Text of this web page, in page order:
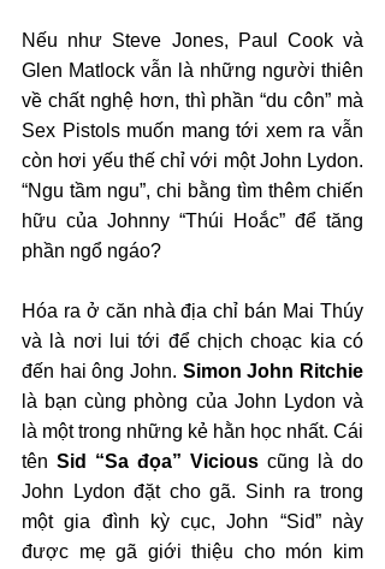
Nếu như Steve Jones, Paul Cook và
Glen Matlock vẫn là những người thiên
về chất nghệ hơn, thì phần “du côn” mà
Sex Pistols muốn mang tới xem ra vẫn
còn hơi yếu thế chỉ với một John Lydon.
“Ngu tầm ngu”, chi bằng tìm thêm chiến
hữu của Johnny “Thúi Hoắc” để tăng
phần ngổ ngáo?
Hóa ra ở căn nhà địa chỉ bán Mai Thúy
và là nơi lui tới để chịch choạc kia có
đến hai ông John. Simon John Ritchie
là bạn cùng phòng của John Lydon và
là một trong những kẻ hằn học nhất. Cái
tên Sid “Sa đọa” Vicious cũng là do
John Lydon đặt cho gã. Sinh ra trong
một gia đình kỳ cục, John “Sid” này
được mẹ gã giới thiệu cho món kim